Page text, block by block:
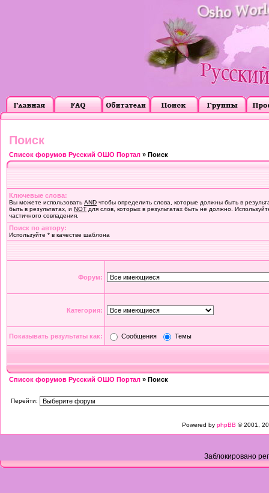
Поиск
Список форумов Русский ОШО Портал » Поиск
Ключевые слова:
Вы можете использовать AND чтобы определить слова, которые должны быть в
быть в результатах, и NOT для слов, которых в результатах быть не должно.
частичного совпадения.
Поиск по автору:
Используйте * в качестве шаблона
Форум:
Категория:
Показывать результаты как: Сообщения Темы
Список форумов Русский ОШО Портал » Поиск
Перейти:
Powered by phpBB © 2001,
Заблокировано